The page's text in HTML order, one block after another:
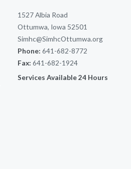
1527 Albia Road
Ottumwa, Iowa 52501
Simhc@SimhcOttumwa.org
Phone: 641-682-8772
Fax: 641-682-1924
Services Available 24 Hours